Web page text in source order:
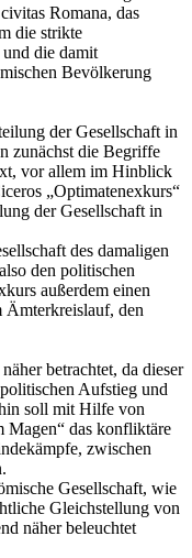
Romana, das
die strikte
die damit
Bevölkerung
der Gesellschaft in
zunächst die Begriffe
vor allem im Hinblick
„Optimatenexkurs“
der Gesellschaft in
des damaligen
den politischen
außerdem einen
Ämterkreislauf, den
betrachtet, da dieser
Aufstieg und
soll mit Hilfe von
Magen“ das konfliktäre
zwischen
Gesellschaft, wie
Gleichstellung von
näher beleuchtet